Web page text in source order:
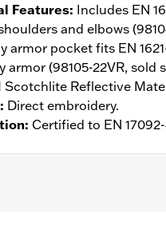
Features: Includes EN
and elbows
armor pocket fits EN
armor (98105-22VR, sold
Scotchlite Reflective
: Direct embroidery.
: Certified to EN